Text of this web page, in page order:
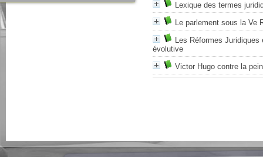
Lexique des termes
Le parlement sous la Ve
Les Réformes
évolutive
Victor Hugo contre la